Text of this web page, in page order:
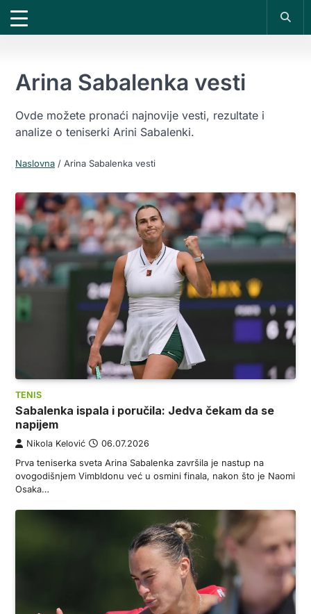
Arina Sabalenka vesti
Ovde možete pronaći najnovije vesti, rezultate i
analize o teniserki Arini Sabalenki.
Naslovna / Arina Sabalenka vesti
TENIS
Sabalenka ispala i poručila: Jedva čekam da se
napijem
Nikola Kelović 06.07.2026
Prva teniserka sveta Arina Sabalenka završila je nastup na
ovogodišnjem Vimbldonu već u osmini finala, nakon što je Naomi
Osaka…